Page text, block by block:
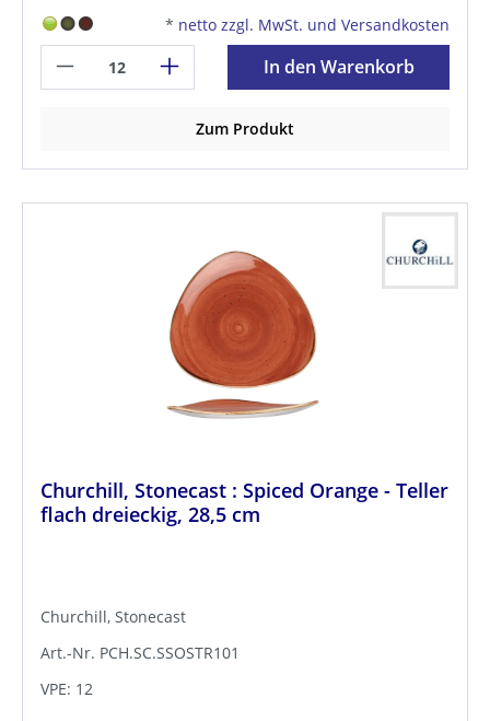
* netto zzgl. MwSt. und Versandkosten
In den Warenkorb
Zum Produkt
Churchill, Stonecast : Spiced Orange - Teller
flach dreieckig, 28,5 cm
Churchill, Stonecast
Art.-Nr. PCH.SC.SSOSTR101
VPE: 12